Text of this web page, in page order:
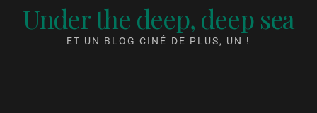
Under the deep, deep sea
ET UN BLOG CINÉ DE PLUS, UN !